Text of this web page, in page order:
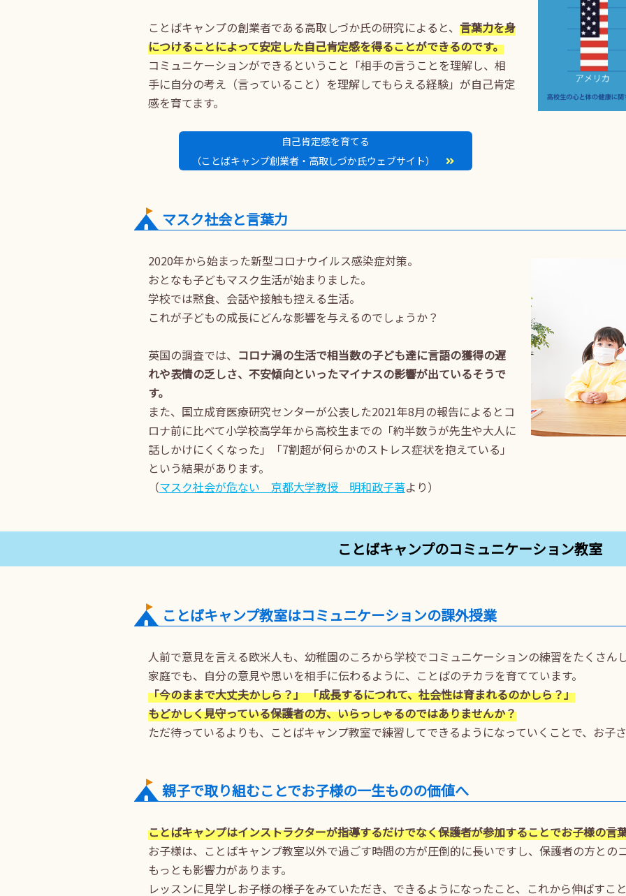
ことばキャンプの創業者である高取しづか氏の研究によると、 言葉力を身
につけることによって安定した自己肯定感を得ることができるのです。
コミュニケーションができるということ「相手の言うことを理解し、相
手に自分の考え（言っていること）を理解してもらえる経験」が自己肯定
感を育てます。
自己肯定感を育てる
（ことばキャンプ創業者・高取しづか氏ウェブサイト）
マスク社会と言葉力
2020年から始まった新型コロナウイルス感染症対策。
おとなも子どもマスク生活が始まりました。
学校では黙食、会話や接触も控える生活。
これが子どもの成長にどんな影響を与えるのでしょうか？
英国の調査では、 コロナ渦の生活で相当数の子ども達に言語の獲得の遅
れや表情の乏しさ、不安傾向といったマイナスの影響が出ているそうで
す。
また、国立成育医療研究センターが公表した2021年8月の報告によるとコ
ロナ前に比べて小学校高学年から高校生までの「約半数うが先生や大人に
話しかけにくくなった」「7割超が何らかのストレス症状を抱えている」
という結果があります。
（マスク社会が危ない 京都大学教授 明和政子著より）
ことばキャンプのコミュニケーション教室
ことばキャンプ教室はコミュニケーションの課外授業
人前で意見を言える欧米人も、幼稚園のころから学校でコミュニケーションの練習をたくさん
家庭でも、自分の意見や思いを相手に伝わるように、ことばのチカラを育てています。
「今のままで大丈夫かしら？」 「成長するにつれて、社会性は育まれるのかしら？」
もどかしく見守っている保護者の方、いらっしゃるのではありませんか？
ただ待っているよりも、ことばキャンプ教室で練習してできるようになっていくことで、お子
親子で取り組むことでお子様の一生ものの価値へ
ことばキャンプはインストラクターが指導するだけでなく保護者が参加することでお子様の言
お子様は、ことばキャンプ教室以外で過ごす時間の方が圧倒的に長いですし、保護者の方との
もっとも影響力があります。
レッスンに見学しお子様の様子をみていただき、できるようになったこと、これから伸ばすこ